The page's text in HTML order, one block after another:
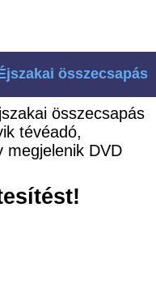
összecsapás
összecsapás
tévéadó,
megjelenik DVD